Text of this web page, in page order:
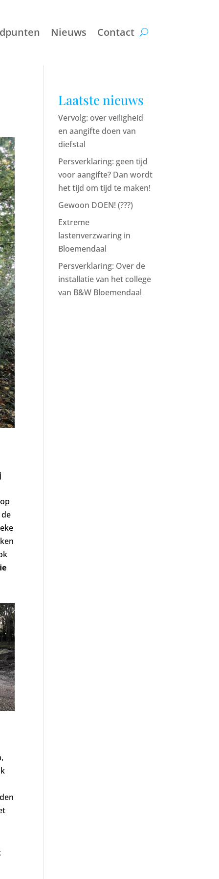
Nieuws Contact
Laatste nieuws
Vervolg: over veiligheid
en aangifte doen van
diefstal
Persverklaring: geen tijd
voor aangifte? Dan wordt
het tijd om tijd te maken!
Gewoon DOEN! (???)
Extreme
lastenverzwaring in
Bloemendaal
Persverklaring: Over de
installatie van het college
van B&W Bloemendaal